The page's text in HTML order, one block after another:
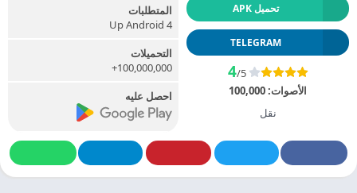
تحميل APK
TELEGRAM
4/5
الأصوات:100,000
نقل
المتطلبات
Up Android 4
التحميلات
100,000,000+
احصل عليه